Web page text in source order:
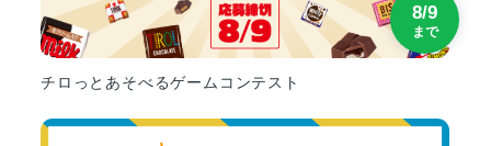
チロっとあそべるゲームコンテスト
8/9
まで